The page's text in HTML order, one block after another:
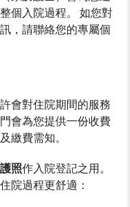
個入院過程。 如您對
，請聯絡您的專屬個
會對住院期間的服務
會為您提供一份收費
繳費需知。
照作入院登記之用。
院過程更舒適：